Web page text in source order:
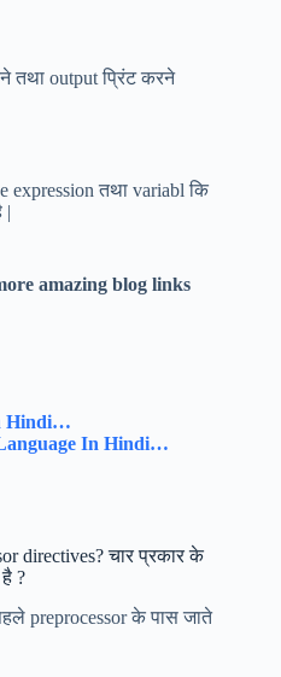
तथा output प्रिंट करने
तथा variabl कि
|
amazing blog links
Hindi…
In Hindi…
directives? चार प्रकार के
?
preprocessor के पास जाते